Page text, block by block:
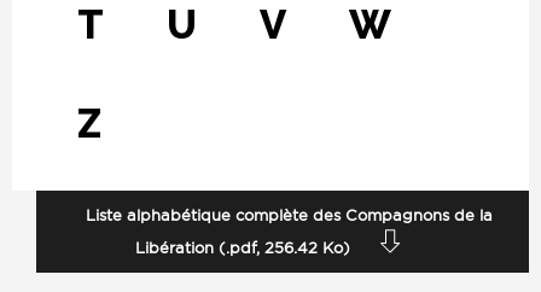
T U V W
Z
Liste alphabétique complète des Compagnons de la
Libération (.pdf, 256.42 Ko)